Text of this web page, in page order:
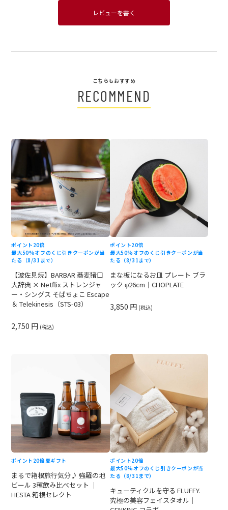
レビューを書く
こちらもおすすめ
RECOMMEND
ポイント20倍
最大50%オフのくじ引きクーポンが当
たる（8/31まで）
【波佐見焼】BARBAR 蕎麦猪口
大辞典 × Netflix ストレンジャ
ー・シングス そばちょこ Escape
＆ Telekinesis（STS-03）
2,750 円 (税込)
ポイント20倍
最大50%オフのくじ引きクーポンが当
たる（8/31まで）
まな板になるお皿 プレート ブラ
ック φ26cm｜CHOPLATE
3,850 円 (税込)
ポイント20倍 夏ギフト
まるで箱根旅行気分♪ 強羅の地
ビール 3種飲み比べセット ｜
HESTA 箱根セレクト
ポイント20倍
最大50%オフのくじ引きクーポンが当
たる（8/31まで）
キューティクルを守る FLUFFY.
究極の美容フェイスタオル｜